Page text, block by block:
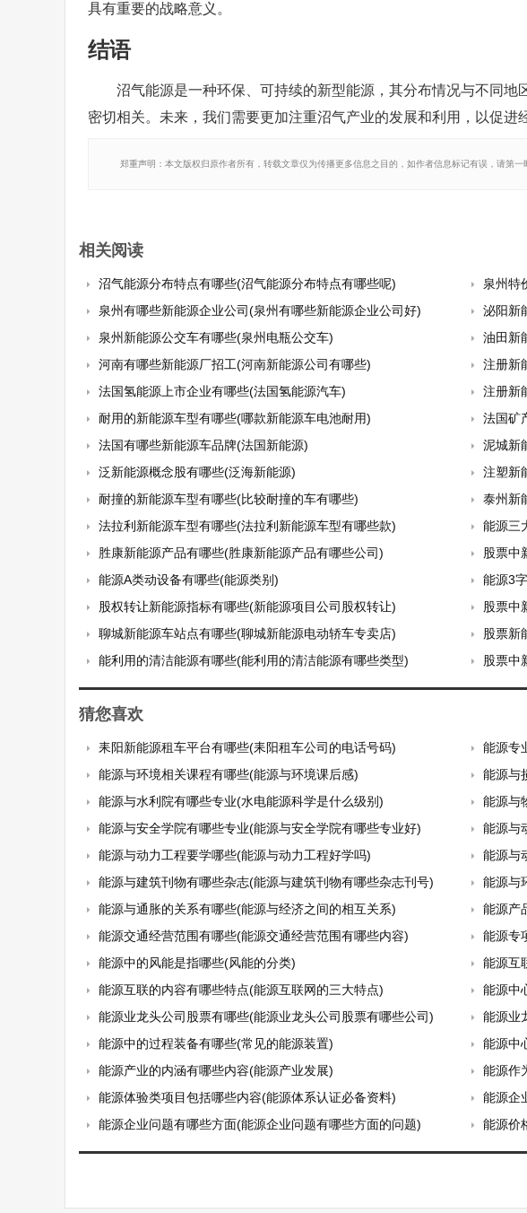
具有重要的战略意义。
结语
沼气能源是一种环保、可持续的新型能源，其分布情况与不同
密切相关。未来，我们需要更加注重沼气产业的发展和利用，以促进
郑重声明：本文版权归原作者所有，转载文章仅为传播更多信息之目的，如作者信息标记有误，请第一
相关阅读
沼气能源分布特点有哪些(沼气能源分布特点有哪些呢)
泉州特
泉州有哪些新能源企业公司(泉州有哪些新能源企业公司好)
泌阳新
泉州新能源公交车有哪些(泉州电瓶公交车)
油田新
河南有哪些新能源厂招工(河南新能源公司有哪些)
注册新
法国氢能源上市企业有哪些(法国氢能源汽车)
注册新
耐用的新能源车型有哪些(哪款新能源车电池耐用)
法国矿
法国有哪些新能源车品牌(法国新能源)
泥城新
泛新能源概念股有哪些(泛海新能源)
注塑新
耐撞的新能源车型有哪些(比较耐撞的车有哪些)
泰州新
法拉利新能源车型有哪些(法拉利新能源车型有哪些款)
能源三
胜康新能源产品有哪些(胜康新能源产品有哪些公司)
股票中
能源A类动设备有哪些(能源类别)
能源3
股权转让新能源指标有哪些(新能源项目公司股权转让)
股票中
聊城新能源车站点有哪些(聊城新能源电动轿车专卖店)
股票新
能利用的清洁能源有哪些(能利用的清洁能源有哪些类型)
股票中
猜您喜欢
耒阳新能源租车平台有哪些(耒阳租车公司的电话号码)
能源专
能源与环境相关课程有哪些(能源与环境课后感)
能源与
能源与水利院有哪些专业(水电能源科学是什么级别)
能源与
能源与安全学院有哪些专业(能源与安全学院有哪些专业好)
能源与
能源与动力工程要学哪些(能源与动力工程好学吗)
能源与
能源与建筑刊物有哪些杂志(能源与建筑刊物有哪些杂志刊号)
能源与
能源与通胀的关系有哪些(能源与经济之间的相互关系)
能源产
能源交通经营范围有哪些(能源交通经营范围有哪些内容)
能源专
能源中的风能是指哪些(风能的分类)
能源互
能源互联的内容有哪些特点(能源互联网的三大特点)
能源中
能源业龙头公司股票有哪些(能源业龙头公司股票有哪些公司)
能源业
能源中的过程装备有哪些(常见的能源装置)
能源中
能源产业的内涵有哪些内容(能源产业发展)
能源作
能源体验类项目包括哪些内容(能源体系认证必备资料)
能源企
能源企业问题有哪些方面(能源企业问题有哪些方面的问题)
能源价